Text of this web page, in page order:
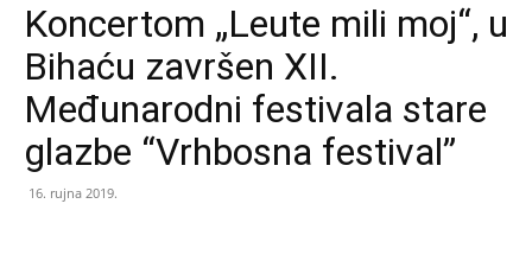
Koncertom „Leute mili moj“, u
Bihaću završen XII.
Međunarodni festivala stare
glazbe “Vrhbosna festival”
16. rujna 2019.